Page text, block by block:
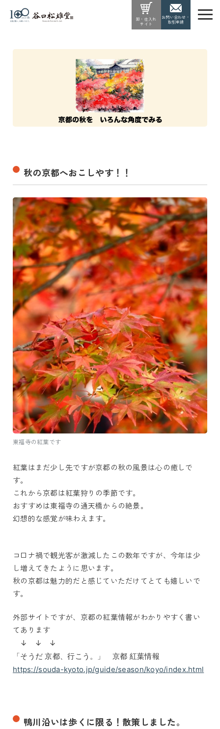
卸・仕入れ
サイト
お問い合わせ・
取引申請
秋の京都へおこしやす！！
東福寺の紅葉です
紅葉はまだ少し先ですが京都の秋の風景は心の癒しで
す。
これから京都は紅葉狩りの季節です。
おすすめは東福寺の通天橋からの絶景。
幻想的な感覚が味わえます。
コ口ナ禍で観光客が激減したこの数年ですが、今年は少
し増えてきたように思います。
秋の京都は魅力的だと感じていただけてとても嬉しいで
す。
外部サイトですが、京都の紅葉情報がわかりやすく書い
てあります
↓ ↓ ↓
「そうだ 京都、行こう。」 京都 紅葉情報
https://souda-kyoto.jp/guide/season/koyo/index.html
鴨川沿いは歩くに限る！散策しました。